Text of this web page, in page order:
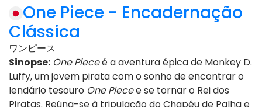
One Piece - Encadernação
Clássica
ワンピース
Sinopse: One Pieceé a aventura épica de Monkey D.
Luffy, um jovem pirata com o sonho de encontrar o
lendário tesouro One Piecee se tornar o Rei dos
Piratas. Reúna-se à tripulação do Chapéu de Palha e